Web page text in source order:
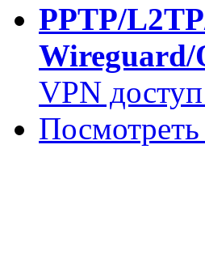
PPTP/
Wireguard/
VPN